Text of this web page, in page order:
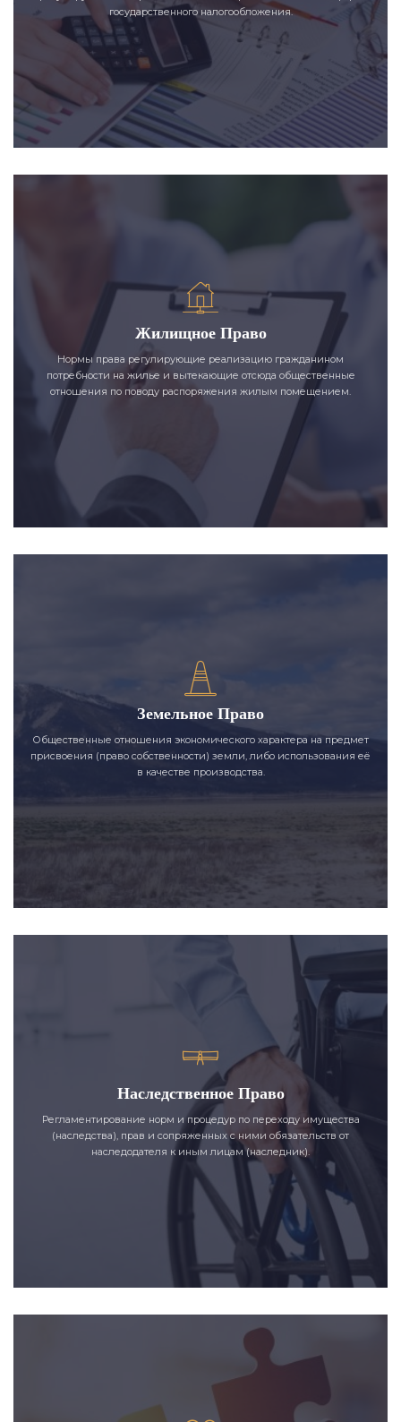
государственного налогообложения.
Жилищное Право
Нормы права регулирующие реализацию гражданином
потребности на жилье и вытекающие отсюда общественные
отношения по поводу распоряжения жилым помещением.
Земельное Право
Общественные отношения экономического характера на предмет
присвоения (право собственности) земли, либо использования её
в качестве производства.
Наследственное Право
Регламентирование норм и процедур по переходу имущества
(наследства), прав и сопряженных с ними обязательств от
наследодателя к иным лицам (наследник).